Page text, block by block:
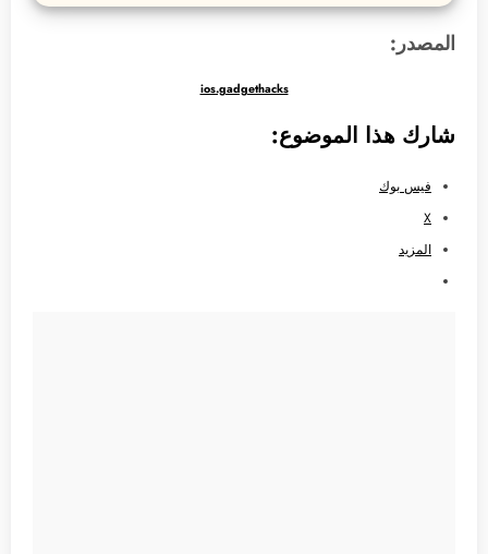
المصدر:
ios.gadgethacks
شارك هذا الموضوع:
فيس بوك
X
المزيد